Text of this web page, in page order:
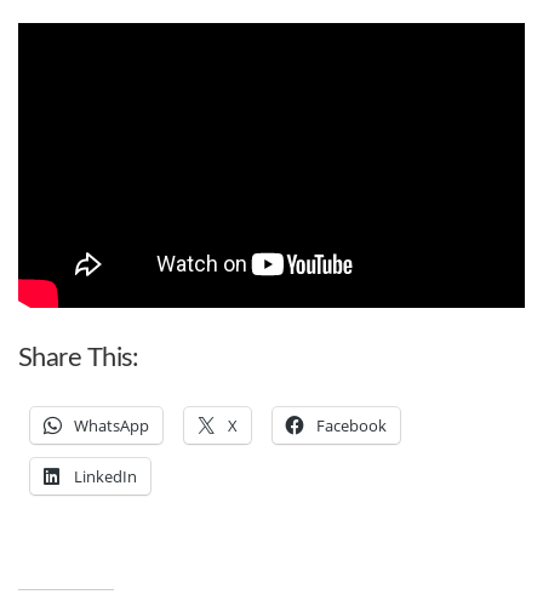
Share This:
WhatsApp X Facebook
LinkedIn